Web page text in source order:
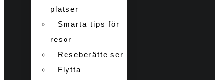
platser
Smarta tips för
resor
Reseberättelser
Flytta